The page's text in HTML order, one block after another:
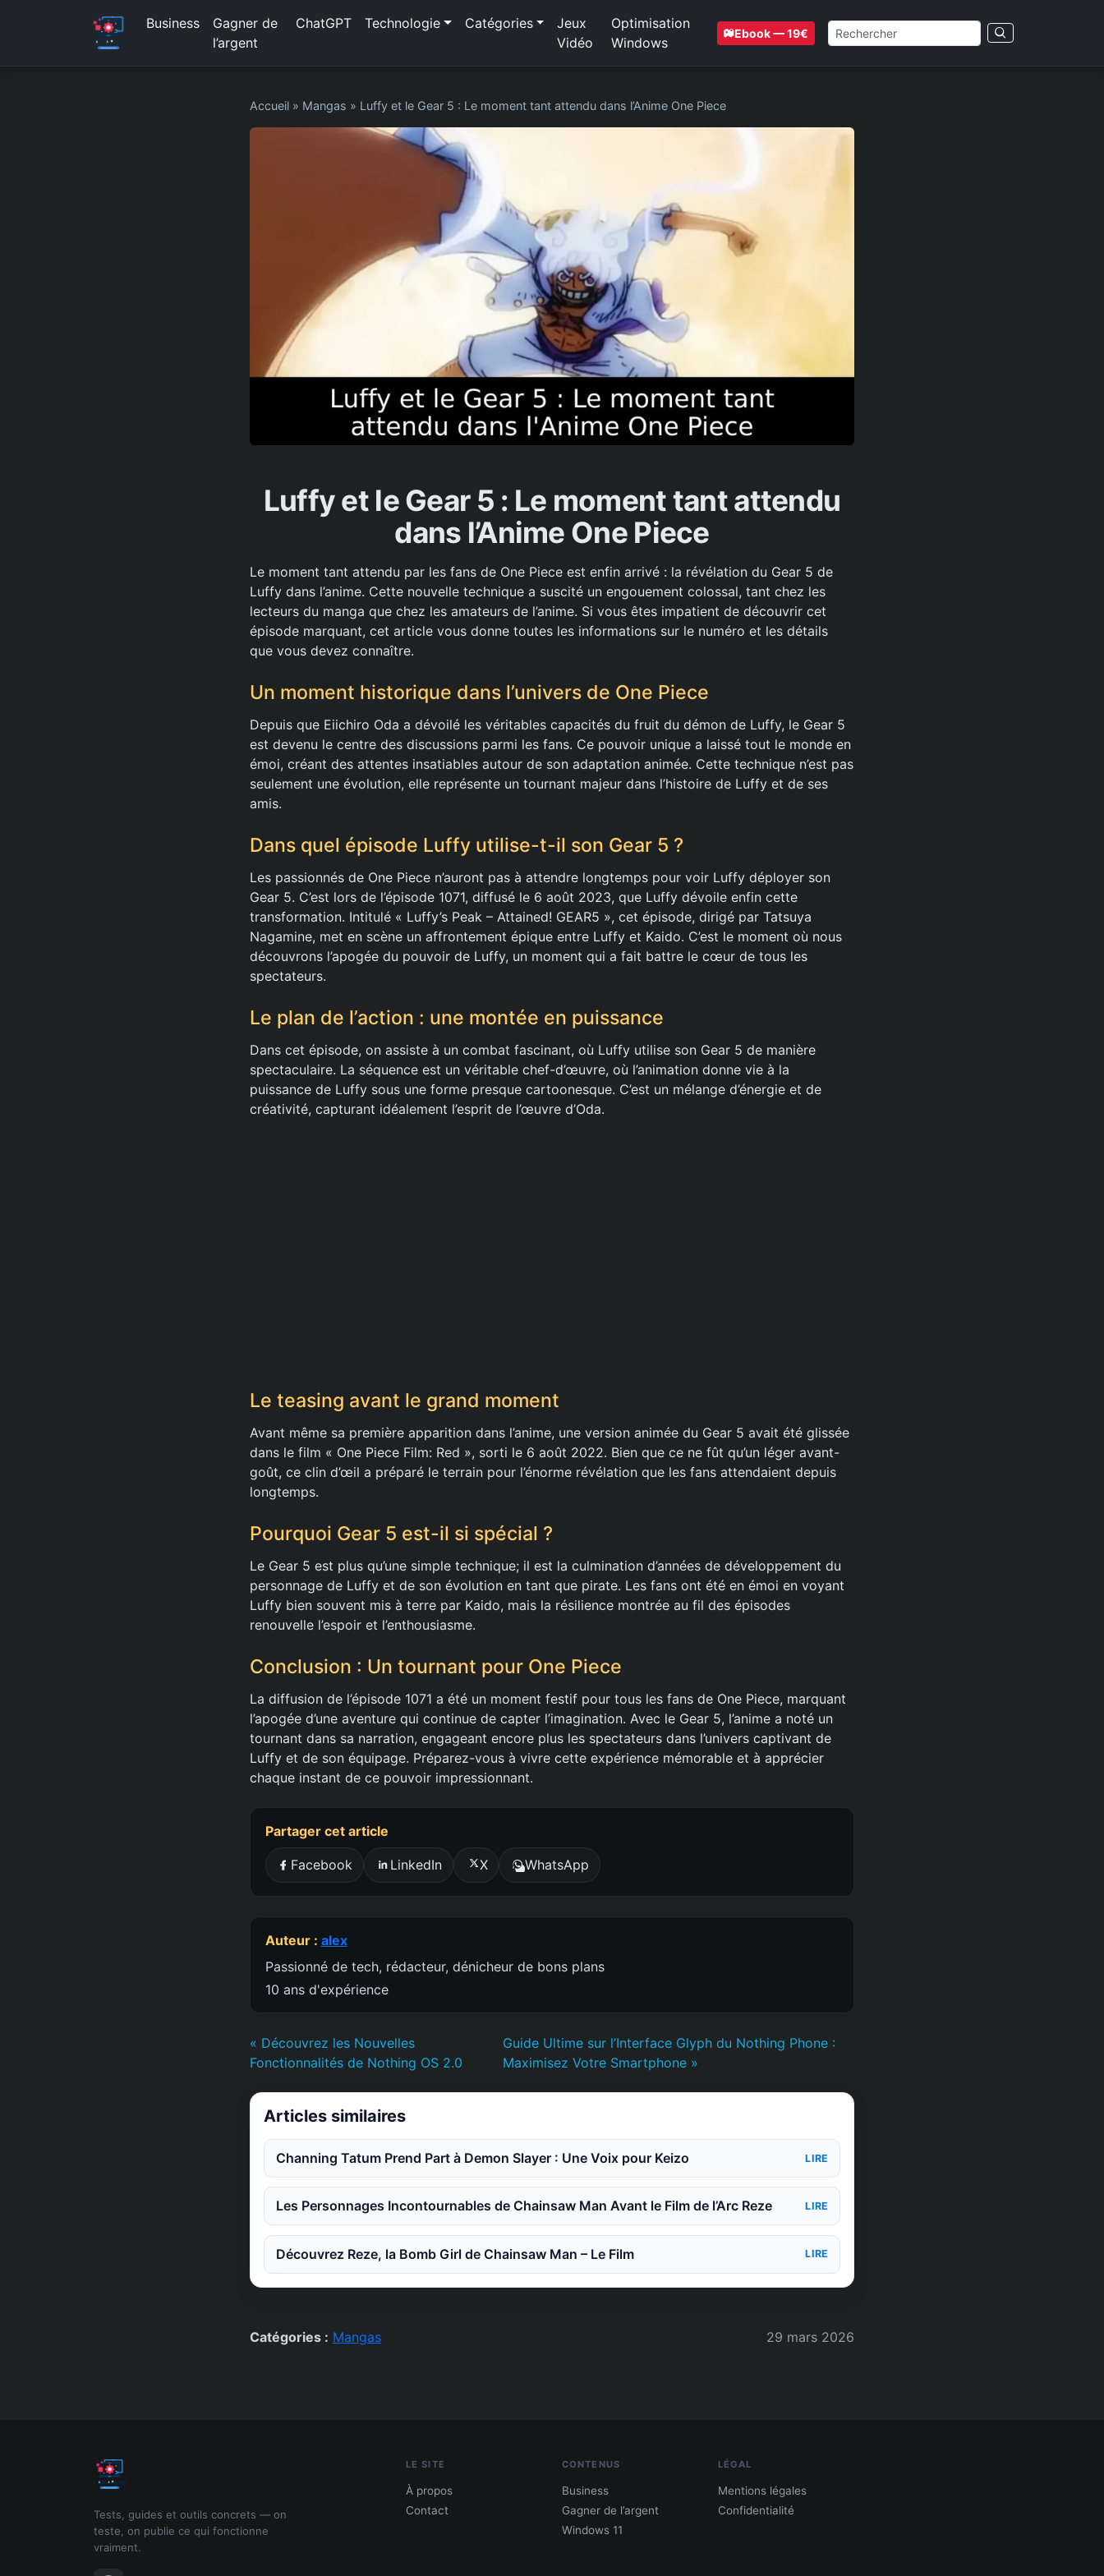
Business
Gagner de
l’argent
ChatGPT Technologie Catégories
Jeux
Vidéo
Optimisation
Windows
Ebook — 19€
Accueil » Mangas » Luffy et le Gear 5 : Le moment tant attendu dans l’Anime One Piece
Luffy et le Gear 5 : Le moment tant attendu
dans l’Anime One Piece
Le moment tant attendu par les fans de One Piece est enfin arrivé : la révélation du Gear 5 de
Luffy dans l’anime. Cette nouvelle technique a suscité un engouement colossal, tant chez les
lecteurs du manga que chez les amateurs de l’anime. Si vous êtes impatient de découvrir cet
épisode marquant, cet article vous donne toutes les informations sur le numéro et les détails
que vous devez connaître.
Un moment historique dans l’univers de One Piece
Depuis que Eiichiro Oda a dévoilé les véritables capacités du fruit du démon de Luffy, le Gear 5
est devenu le centre des discussions parmi les fans. Ce pouvoir unique a laissé tout le monde en
émoi, créant des attentes insatiables autour de son adaptation animée. Cette technique n’est pas
seulement une évolution, elle représente un tournant majeur dans l’histoire de Luffy et de ses
amis.
Dans quel épisode Luffy utilise-t-il son Gear 5 ?
Les passionnés de One Piece n’auront pas à attendre longtemps pour voir Luffy déployer son
Gear 5. C’est lors de l’épisode 1071, diffusé le 6 août 2023, que Luffy dévoile enfin cette
transformation. Intitulé « Luffy’s Peak – Attained! GEAR5 », cet épisode, dirigé par Tatsuya
Nagamine, met en scène un affrontement épique entre Luffy et Kaido. C’est le moment où nous
découvrons l’apogée du pouvoir de Luffy, un moment qui a fait battre le cœur de tous les
spectateurs.
Le plan de l’action : une montée en puissance
Dans cet épisode, on assiste à un combat fascinant, où Luffy utilise son Gear 5 de manière
spectaculaire. La séquence est un véritable chef-d’œuvre, où l’animation donne vie à la
puissance de Luffy sous une forme presque cartoonesque. C’est un mélange d’énergie et de
créativité, capturant idéalement l’esprit de l’œuvre d’Oda.
Le teasing avant le grand moment
Avant même sa première apparition dans l’anime, une version animée du Gear 5 avait été glissée
dans le film « One Piece Film: Red », sorti le 6 août 2022. Bien que ce ne fût qu’un léger avant-
goût, ce clin d’œil a préparé le terrain pour l’énorme révélation que les fans attendaient depuis
longtemps.
Pourquoi Gear 5 est-il si spécial ?
Le Gear 5 est plus qu’une simple technique; il est la culmination d’années de développement du
personnage de Luffy et de son évolution en tant que pirate. Les fans ont été en émoi en voyant
Luffy bien souvent mis à terre par Kaido, mais la résilience montrée au fil des épisodes
renouvelle l’espoir et l’enthousiasme.
Conclusion : Un tournant pour One Piece
La diffusion de l’épisode 1071 a été un moment festif pour tous les fans de One Piece, marquant
l’apogée d’une aventure qui continue de capter l’imagination. Avec le Gear 5, l’anime a noté un
tournant dans sa narration, engageant encore plus les spectateurs dans l’univers captivant de
Luffy et de son équipage. Préparez-vous à vivre cette expérience mémorable et à apprécier
chaque instant de ce pouvoir impressionnant.
Partager cet article
Facebook LinkedIn X WhatsApp
Auteur : alex
Passionné de tech, rédacteur, dénicheur de bons plans
10 ans d'expérience
« Découvrez les Nouvelles
Fonctionnalités de Nothing OS 2.0
Guide Ultime sur l’Interface Glyph du Nothing Phone :
Maximisez Votre Smartphone »
Articles similaires
Channing Tatum Prend Part à Demon Slayer : Une Voix pour Keizo LIRE
Les Personnages Incontournables de Chainsaw Man Avant le Film de l’Arc Reze LIRE
Découvrez Reze, la Bomb Girl de Chainsaw Man – Le Film LIRE
Catégories : Mangas 29 mars 2026
Tests, guides et outils concrets — on
teste, on publie ce qui fonctionne
vraiment.
LE SITE
À propos
Contact
CONTENUS
Business
Gagner de l’argent
Windows 11
LÉGAL
Mentions légales
Confidentialité